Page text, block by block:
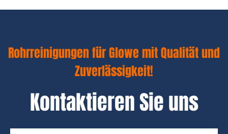
Rohrreinigungen für Glowe mit Qualität und
Zuverlässigkeit!
Kontaktieren Sie uns